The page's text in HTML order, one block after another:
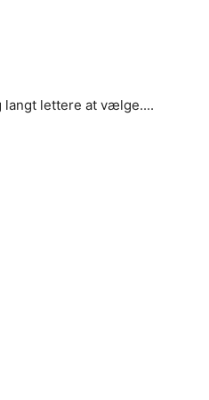
langt lettere at vælge....